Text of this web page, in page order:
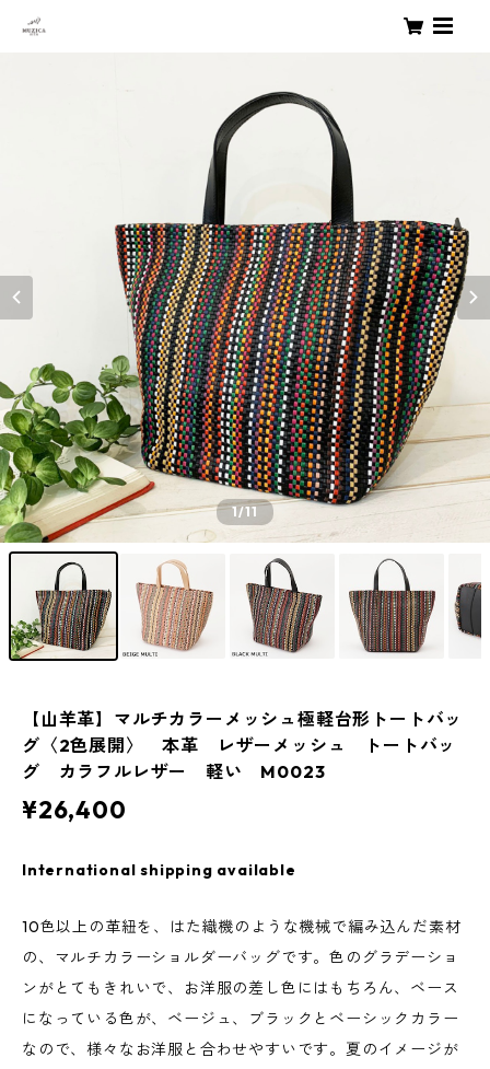
1/11
【山羊革】マルチカラーメッシュ極軽台形トートバッ
グ〈2色展開〉 本革 レザーメッシュ トートバッ
グ カラフルレザー 軽い M0023
¥26,400
International shipping available
10色以上の革紐を、はた織機のような機械で編み込んだ素材
の、マルチカラーショルダーバッグです。色のグラデーショ
ンがとてもきれいで、お洋服の差し色にはもちろん、ベース
になっている色が、ベージュ、ブラックとベーシックカラー
なので、様々なお洋服と合わせやすいです。夏のイメージが